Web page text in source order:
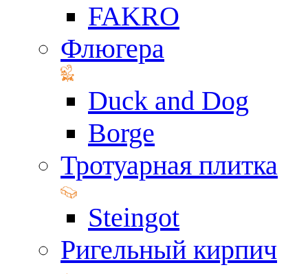
FAKRO
Флюгера
Duck and Dog
Borge
Тротуарная плитка
Steingot
Ригельный кирпич